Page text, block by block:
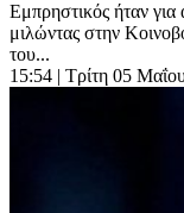
Εμπρηστικός ήταν
μιλώντας στην
του...
15:54 | Τρίτη 05